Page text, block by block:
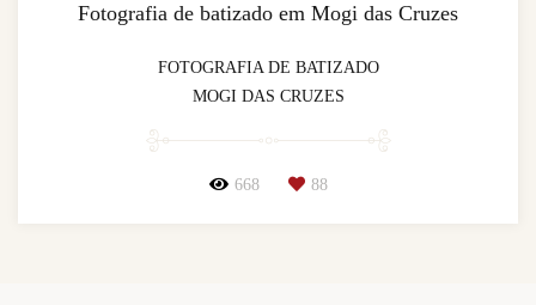
Fotografia de batizado em Mogi das Cruzes
FOTOGRAFIA DE BATIZADO
MOGI DAS CRUZES
668 88